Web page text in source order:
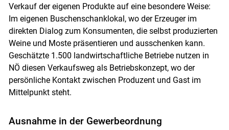
Verkauf der eigenen Produkte auf eine besondere Weise:
Im eigenen Buschenschanklokal, wo der Erzeuger im
direkten Dialog zum Konsumenten, die selbst produzierten
Weine und Moste präsentieren und ausschenken kann.
Geschätzte 1.500 landwirtschaftliche Betriebe nutzen in
NÖ diesen Verkaufsweg als Betriebskonzept, wo der
persönliche Kontakt zwischen Produzent und Gast im
Mittelpunkt steht.
Ausnahme in der Gewerbeordnung